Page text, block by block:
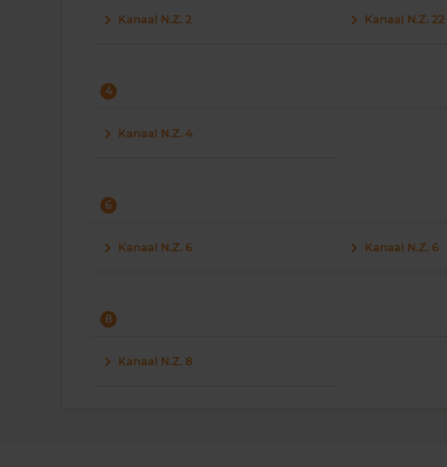
Kanaal N.Z. 2 Kanaal N.Z. 22
4
Kanaal N.Z. 4
6
Kanaal N.Z. 6 Kanaal N.Z. 6
8
Kanaal N.Z. 8